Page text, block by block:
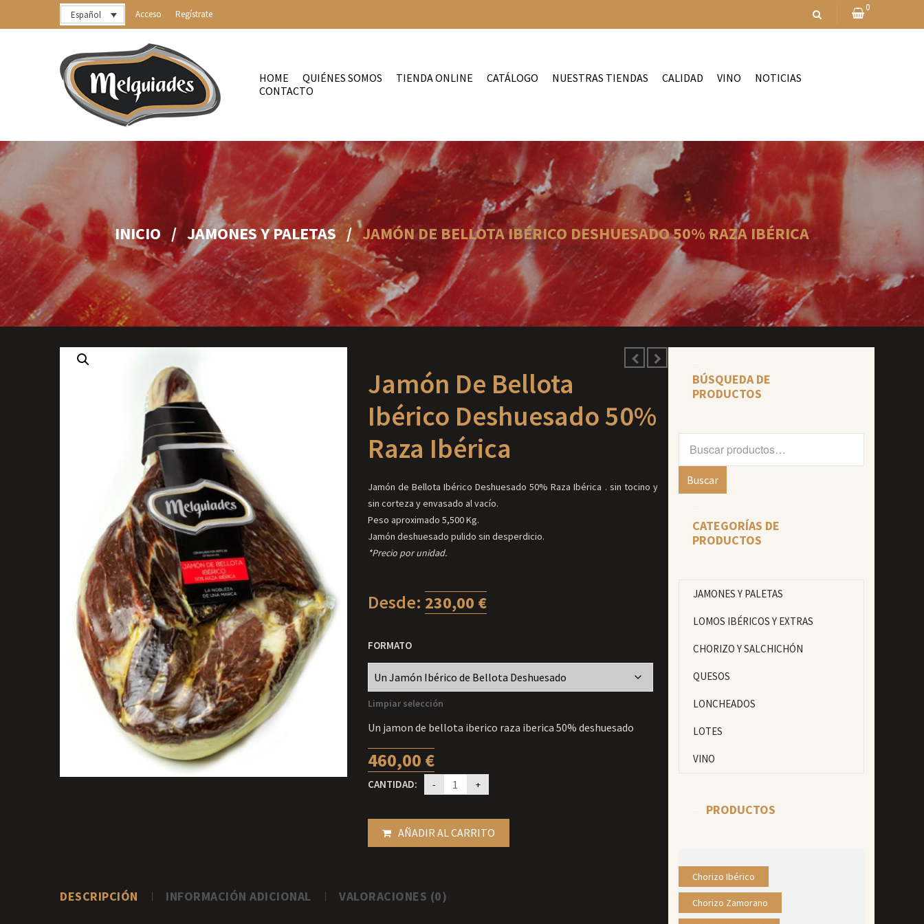
Español Acceso Regístrate
0
HOME QUIÉNES SOMOS TIENDA ONLINE CATÁLOGO NUESTRAS TIENDAS CALIDAD VINO
NOTICIAS
CONTACTO
INICIO / JAMONES Y PALETAS / JAMÓN DE BELLOTA IBÉRICO DESHUESADO 50% RAZA IBÉRICA
Jamón De Bellota
Ibérico Deshuesado 50%
Raza Ibérica
Jamón de Bellota Ibérico Deshuesado 50% Raza Ibérica . sin tocino y
sin corteza y envasado al vacío.
Peso aproximado 5,500 Kg.
Jamón deshuesado pulido sin desperdicio.
*Precio por unidad.
Desde: 230,00 €
FORMATO
Limpiar selección
Un jamon de bellota iberico raza iberica 50% deshuesado
460,00 €
CANTIDAD:
AÑADIR AL CARRITO
DESCRIPCIÓN INFORMACIÓN ADICIONAL VALORACIONES (0)
BÚSQUEDA DE
PRODUCTOS
por:
Buscar
CATEGORÍAS DE
PRODUCTOS
JAMONES Y PALETAS
LOMOS IBÉRICOS Y EXTRAS
CHORIZO Y SALCHICHÓN
QUESOS
LONCHEADOS
LOTES
VINO
PRODUCTOS
Chorizo Ibérico
Chorizo Zamorano